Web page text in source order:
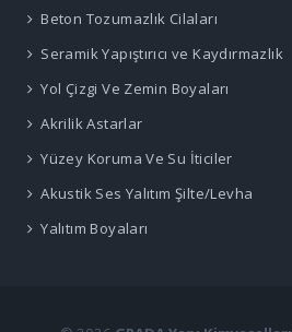
Beton Tozumazlık Cilaları
Seramik Yapıştırıcı ve Kaydırmazlık
Yol Çizgi Ve Zemin Boyaları
Akrilik Astarlar
Yüzey Koruma Ve Su İticiler
Akustik Ses Yalıtım Şilte/Levha
Yalıtım Boyaları